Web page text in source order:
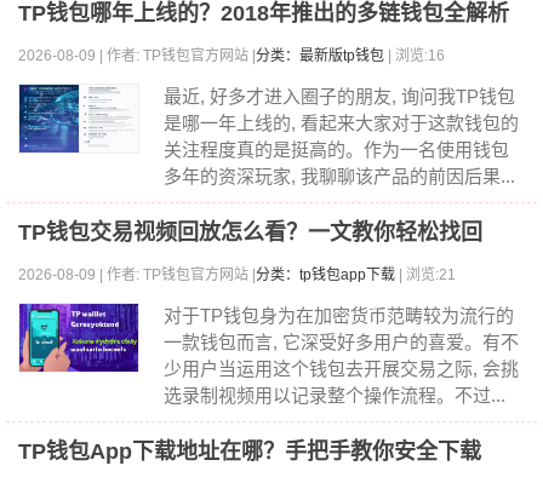
TP钱包哪年上线的？2018年推出的多链钱包全解析
2026-08-09 | 作者: TP钱包官方网站 | 分类：最新版tp钱包 | 浏览:16
最近, 好多才进入圈子的朋友, 询问我TP钱包
是哪一年上线的, 看起来大家对于这款钱包的
关注程度真的是挺高的。作为一名使用钱包
多年的资深玩家, 我聊聊该产品的前因后果...
TP钱包交易视频回放怎么看？一文教你轻松找回
2026-08-09 | 作者: TP钱包官方网站 | 分类：tp钱包app下载 | 浏览:21
对于TP钱包身为在加密货币范畴较为流行的
一款钱包而言, 它深受好多用户的喜爱。有不
少用户当运用这个钱包去开展交易之际, 会挑
选录制视频用以记录整个操作流程。不过...
TP钱包App下载地址在哪？手把手教你安全下载